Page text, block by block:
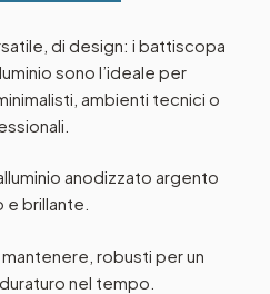
di design: i battiscopa
sono l’ideale per
ambienti tecnici o
anodizzato argento
e brillante.
robusti per un
nel tempo.